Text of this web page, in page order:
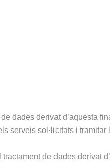
dades derivat d’aquesta
serveis sol·licitats i tramitar
de dades derivat